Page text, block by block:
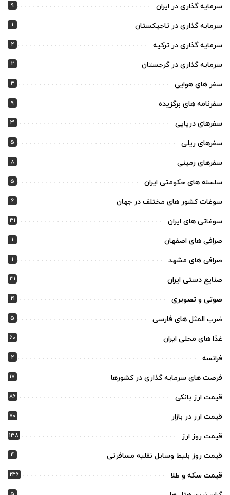
سرمایه گذاری در ایران 9
سرمایه گذاری در تاجیکستان 1
سرمایه گذاری در ترکیه 2
سرمایه گذاری در گرجستان 2
سفر های هوایی 4
سفرنامه های برگزیده 9
سفرهای دریایی 3
سفرهای ریلی 5
سفرهای زمینی 8
سلسله های حکومتی ایران 5
سوغات کشور های مختلف در جهان 6
سوغاتی های ایران 31
صرافی های اصفهان 1
صرافی های مشهد 1
صنایع دستی ایران 31
صوتی و تصویری 21
ضرب المثل های فارسی 5
غذا های محلی ایران 60
فرانسه 2
فرصت های سرمایه گذاری در کشورها 17
قیمت ارز بانکی 86
قیمت ارز در بازار 70
قیمت روز ارز 138
قیمت روز بلیط وسایل نقلیه مسافرتی 4
قیمت سکه و طلا 246